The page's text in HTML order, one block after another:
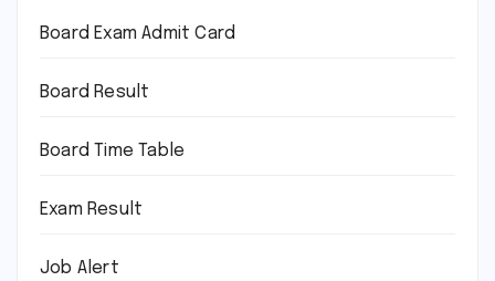
Board Exam Admit Card
Board Result
Board Time Table
Exam Result
Job Alert